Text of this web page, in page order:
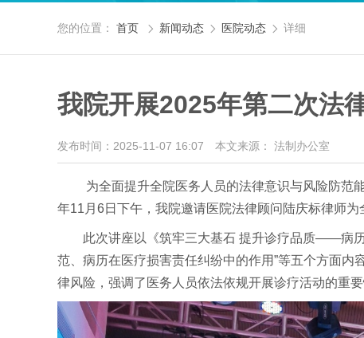
您的位置： 首页  新闻动态  医院动态  详细
我院开展2025年第二次法
发布时间：2025-11-07 16:07 本文来源： 法制办公室
为全面提升全院医务人员的法律意识与风险防范
年11月6日下午，我院邀请医院法律顾问陆庆标律师为
此次讲座以《筑牢三大基石 提升诊疗品质——病
范、病历在医疗损害责任纠纷中的作用”等五个方面
律风险，强调了医务人员依法依规开展诊疗活动的重